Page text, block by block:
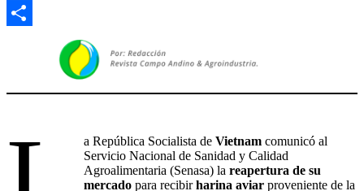
Email
a República Socialista deVietnam comunicó al
Servicio Nacional de Sanidad y Calidad
Agroalimentaria (Senasa) lareapertura de su
mercado para recibirharina aviar proveniente de la